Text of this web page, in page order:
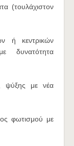
(τουλάχιστον
ή κεντρικών
δυνατότητα
ψύξης με νέα
φωτισμού με